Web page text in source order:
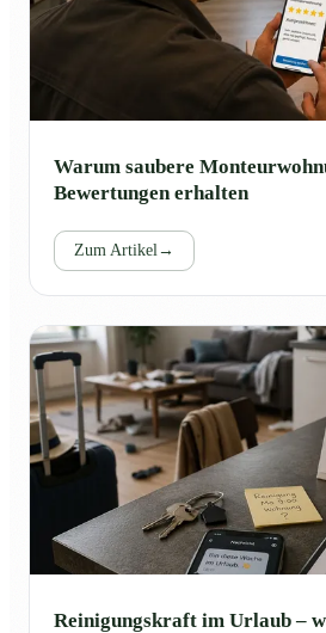
Warum saubere
Bewertungen erhalten
Zum Artikel →
Reinigungskraft im Urlaub –